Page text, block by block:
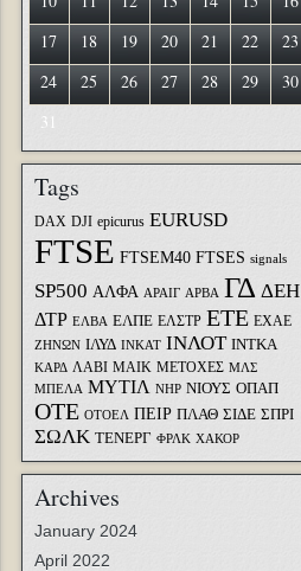
17
18 19 20 21 22
23
24
25 26 27 28 29
30
31
Tags
DAX DJI epicurus EURUSD
FTSE FTSEM40 FTSES signals
SP500 ΑΛΦΑ ΑΡΑΙΓ ΑΡΒΑ ΓΔ ΔΕΗ
ΔΤΡ ΕΛΒΑ ΕΛΠΕ ΕΛΣΤΡ ΕΤΕ ΕΧΑΕ
ΖΗΝΩΝ ΙΛΥΔ ΙΝΚΑΤ ΙΝΛΟΤ ΙΝΤΚΑ
ΚΑΡΔ ΛΑΒΙ ΜΑΙΚ ΜΕΤΟΧΕΣ ΜΛΣ
ΜΠΕΛΑ ΜΥΤΙΛ ΝΗΡ ΝΙΟΥΣ ΟΠΑΠ
ΟΤΕ ΟΤΟΕΛ ΠΕΙΡ ΠΛΑΘ ΣΙΔΕ ΣΠΡΙ
ΣΩΛΚ ΤΕΝΕΡΓ ΦΡΛΚ ΧΑΚΟΡ
Archives
January 2024
April 2022